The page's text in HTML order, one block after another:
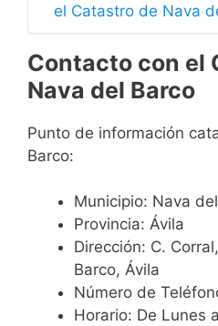
el Catastro de Nava
Contacto con el
Nava del Barco
Punto de información
Barco:
Municipio: Nava
Provincia: Ávila
Dirección: C.
Barco, Ávila
Número de
Horario: De Lunes